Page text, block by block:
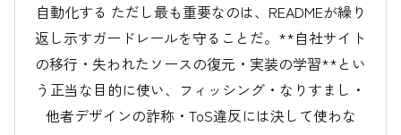
自動化する ただし最も重要なのは、READMEが繰り
返し示すガードレールを守ることだ。**自社サイト
の移行・失われたソースの復元・実装の学習**とい
う正当な目的に使い、フィッシング・なりすまし・
他者デザインの詐称・ToS違反には決して使わな